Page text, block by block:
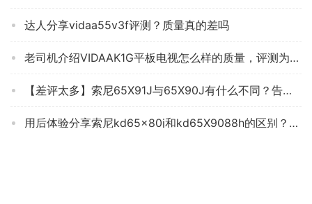
达人分享vidaa55v3f评测？质量真的差吗
老司机介绍VIDAAK1G平板电视怎么样的质量，评测为什么这样？
【差评太多】索尼65X91J与65X90J有什么不同？告诉你哪款性价比高
用后体验分享索尼kd65x80j和kd65X9088h的区别？评测比较哪款好